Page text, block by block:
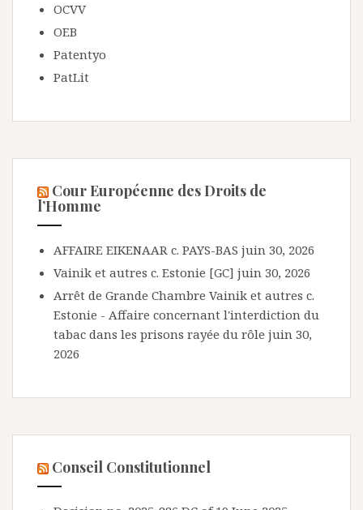
OCVV
OEB
Patentyo
PatLit
Cour Européenne des Droits de
l’Homme
AFFAIRE EIKENAAR c. PAYS-BAS juin 30, 2026
Vainik et autres c. Estonie [GC] juin 30, 2026
Arrêt de Grande Chambre Vainik et autres c.
Estonie - Affaire concernant l'interdiction du
tabac dans les prisons rayée du rôle juin 30,
2026
Conseil Constitutionnel